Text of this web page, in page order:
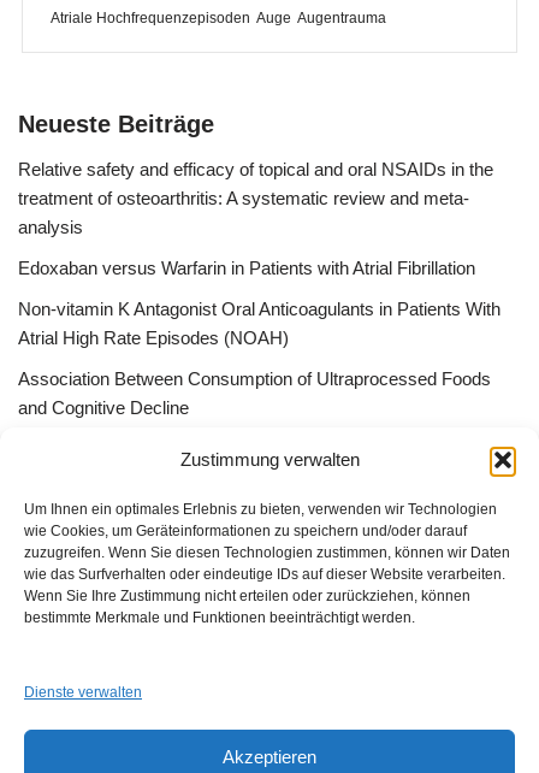
Zustimmung verwalten
Um Ihnen ein optimales Erlebnis zu bieten, verwenden wir Technologien
wie Cookies, um Geräteinformationen zu speichern und/oder darauf
zuzugreifen. Wenn Sie diesen Technologien zustimmen, können wir Daten
wie das Surfverhalten oder eindeutige IDs auf dieser Website verarbeiten.
Wenn Sie Ihre Zustimmung nicht erteilen oder zurückziehen, können
bestimmte Merkmale und Funktionen beeinträchtigt werden.
Dienste verwalten
Akzeptieren
Atriale Hochfrequenzepisoden Auge Augentrauma
Neueste Beiträge
Relative safety and efficacy of topical and oral NSAIDs in the
treatment of osteoarthritis: A systematic review and meta-
analysis
Edoxaban versus Warfarin in Patients with Atrial Fibrillation
Non-vitamin K Antagonist Oral Anticoagulants in Patients With
Atrial High Rate Episodes (NOAH)
Association Between Consumption of Ultraprocessed Foods
and Cognitive Decline
Bessere Behandlung durch „Peer effect“ –Qualitätszirkel, App
GUAD e.V.
info@guad-netz.de